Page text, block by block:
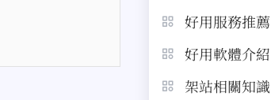
好用服務推薦
好用軟體介紹
架站相關知識